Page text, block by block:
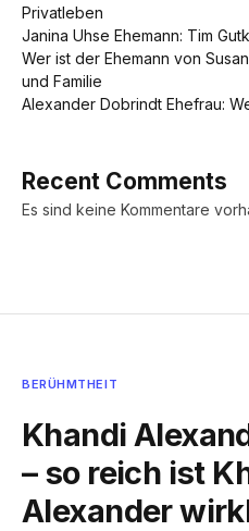
Privatleben
Janina Uhse Ehemann: Tim
Wer ist der Ehemann von
und Familie
Alexander Dobrindt Ehefrau:
Recent Comments
Es sind keine Kommentare
BERÜHMTHEIT
Khandi
– so reich ist
Alexander